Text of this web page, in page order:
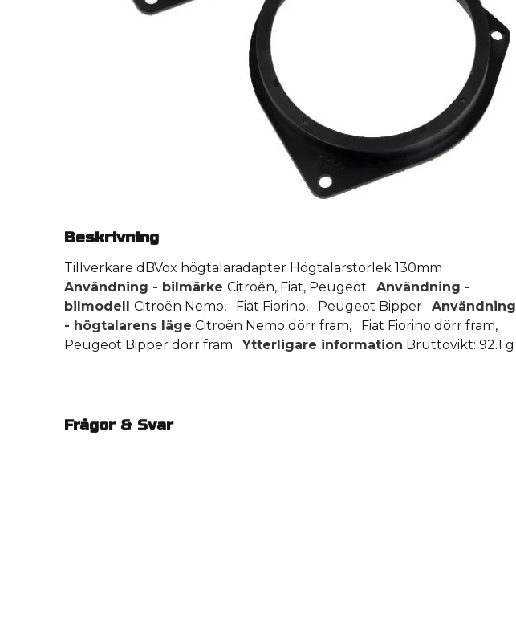
Beskrivning
Tillverkare dBVox högtalaradapter Högtalarstorlek 130mm
Användning - bilmärke Citroën, Fiat, Peugeot Användning -
bilmodell Citroën Nemo, Fiat Fiorino, Peugeot Bipper Användning
- högtalarens läge Citroën Nemo dörr fram, Fiat Fiorino dörr fram,
Peugeot Bipper dörr fram Ytterligare information Bruttovikt: 92.1 g
Frågor & Svar